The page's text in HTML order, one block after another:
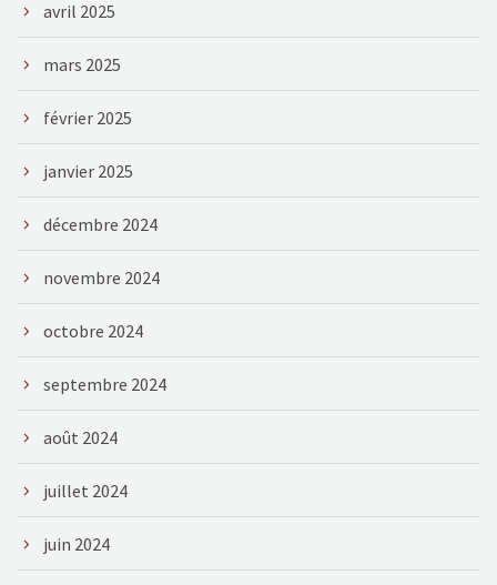
avril 2025
mars 2025
février 2025
janvier 2025
décembre 2024
novembre 2024
octobre 2024
septembre 2024
août 2024
juillet 2024
juin 2024